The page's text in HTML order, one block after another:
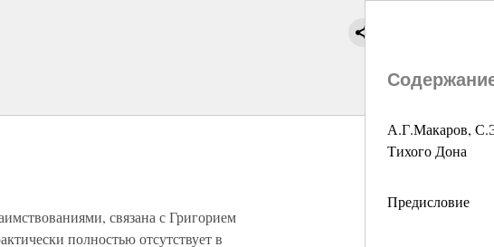
А.Г.Макаров,
Тихого Дона
Предисловие
связана с Григорием
полностью отсутствует в